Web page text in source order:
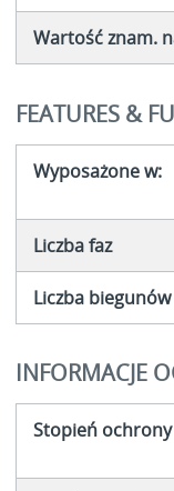
Wartość znam.
FEATURES &
Wyposażone w:
Liczba faz
Liczba biegunów
INFORMACJE
Stopień ochrony